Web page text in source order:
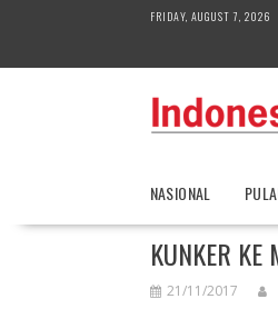
FRIDAY, AUGUST 7, 2026
NASIONAL
KUNKER KE
21/11/2017